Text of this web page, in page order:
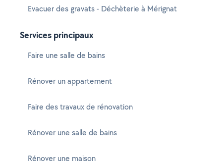
Evacuer des gravats - Déchèterie à Mérignat
Services principaux
Faire une salle de bains
Rénover un appartement
Faire des travaux de rénovation
Rénover une salle de bains
Rénover une maison